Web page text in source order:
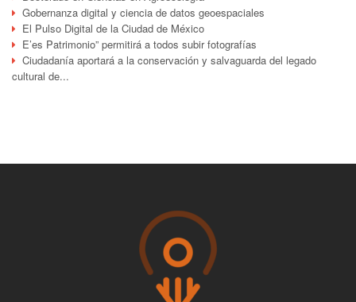
Gobernanza digital y ciencia de datos geoespaciales
El Pulso Digital de la Ciudad de México
E’es Patrimonio” permitirá a todos subir fotografías
Ciudadanía aportará a la conservación y salvaguarda del legado
cultural de...